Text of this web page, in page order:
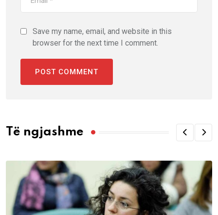
Save my name, email, and website in this
browser for the next time I comment.
Të ngjashme